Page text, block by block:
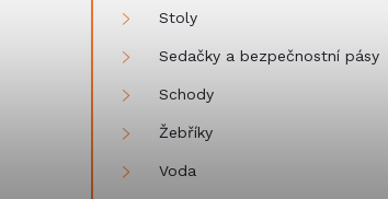
Stoly
Sedačky a bezpečnostní pásy
Schody
Žebříky
Voda